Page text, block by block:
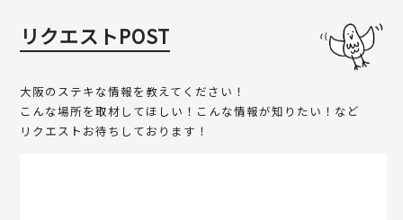
リクエストPOST
大阪のステキな情報を教えてください！
こんな場所を取材してほしい！こんな情報が知りたい！など
リクエストお待ちしております！